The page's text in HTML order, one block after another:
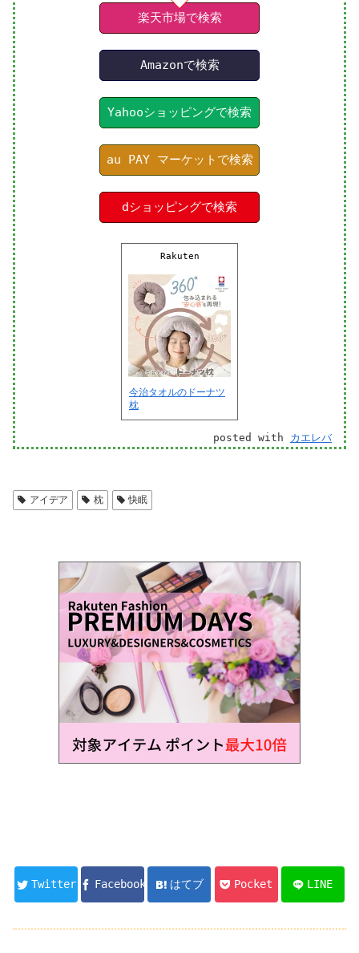
楽天市場で検索
Amazonで検索
Yahooショッピングで検索
au PAY マーケットで検索
dショッピングで検索
Rakuten
今治タオルのドーナツ
枕
posted with カエレバ
アイデア 枕 快眠
Twitter Facebook はてブ Pocket LINE